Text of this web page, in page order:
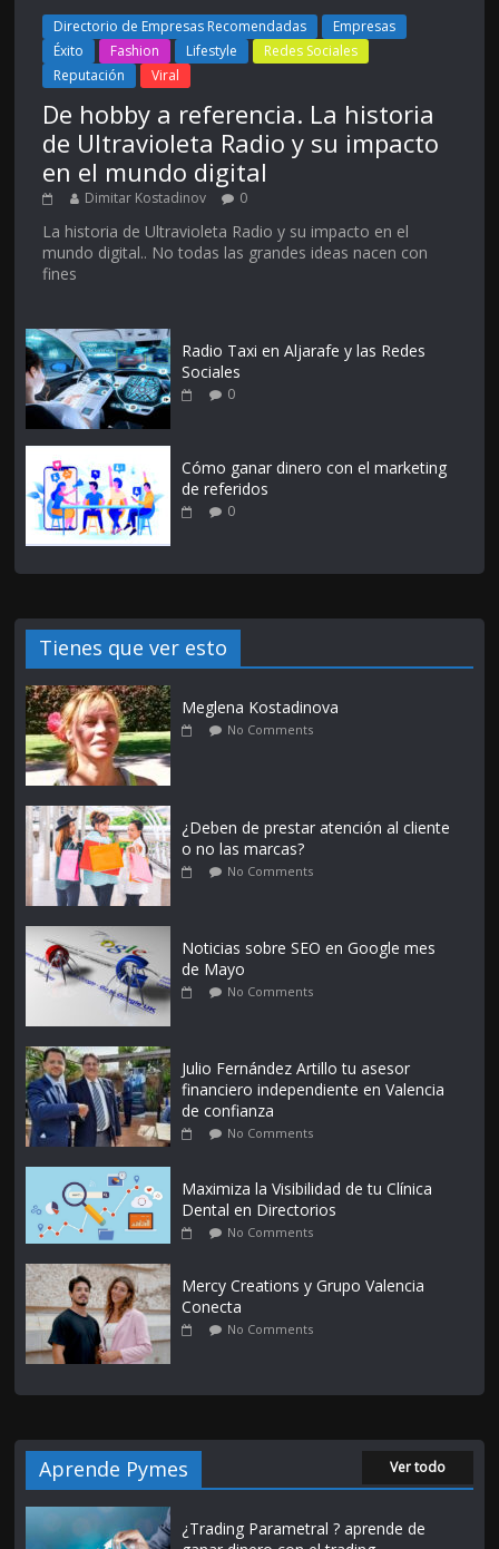
Directorio de Empresas Recomendadas
Empresas
Éxito
Fashion Lifestyle
Redes Sociales
Reputación
Viral
De hobby a referencia. La historia
de Ultravioleta Radio y su impacto
en el mundo digital
Dimitar Kostadinov 0
La historia de Ultravioleta Radio y su impacto en el
mundo digital.. No todas las grandes ideas nacen con
fines
Radio Taxi en Aljarafe y las Redes
Sociales
0
Cómo ganar dinero con el marketing
de referidos
0
Tienes que ver esto
Meglena Kostadinova
No Comments
¿Deben de prestar atención al cliente
o no las marcas?
No Comments
Noticias sobre SEO en Google mes
de Mayo
No Comments
Julio Fernández Artillo tu asesor
financiero independiente en Valencia
de confianza
No Comments
Maximiza la Visibilidad de tu Clínica
Dental en Directorios
No Comments
Mercy Creations y Grupo Valencia
Conecta
No Comments
Aprende Pymes Ver todo
¿Trading Parametral ? aprende de